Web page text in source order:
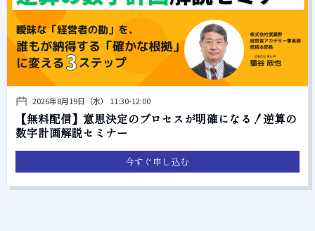
2026年8月19日（水） 11:30-12:00
【無料配信】意思決定のプロセスが明確になる！逆算の
数字計画解説セミナー
今すぐ申し込む